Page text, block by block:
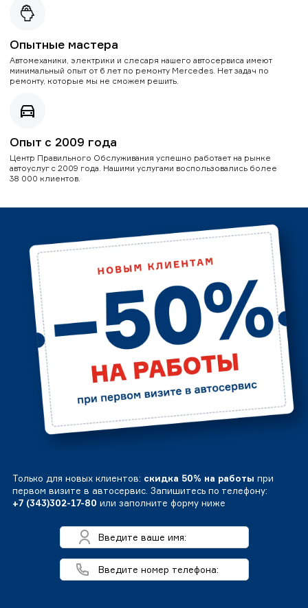
Опытные мастера
Автомеханики, электрики и слесаря нашего автосервиса имеют
минимальный опыт от 6 лет по ремонту Mercedes. Нет задач по
ремонту, которые мы не сможем решить.
Опыт с 2009 года
Центр Правильного Обслуживания успешно работает на рынке
автоуслуг с 2009 года. Нашими услугами воспользовались более
38 000 клиентов.
Только для новых клиентов: скидка 50% на работы при
первом визите в автосервис. Запишитесь по телефону:
+7 (343)302-17-80 или заполните форму ниже